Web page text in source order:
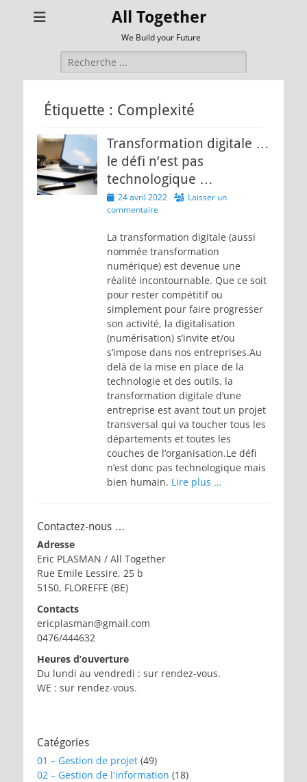
All Together
We Build your Future
Rechercher :
Étiquette : Complexité
Transformation digitale …
le défi n’est pas
technologique …
Posted
on
24 avril 2022
Laisser un
commentaire
La transformation digitale (aussi
nommée transformation
numérique) est devenue une
réalité incontournable. Que ce soit
pour rester compétitif ou
simplement pour faire progresser
son activité, la digitalisation
(numérisation) s’invite et/ou
s’impose dans nos entreprises.Au
delà de la mise en place de la
technologie et des outils, la
transformation digitale d’une
entreprise est avant tout un projet
transversal qui va toucher tous les
départements et toutes les
couches de l’organisation.Le défi
n’est donc pas technologique mais
bien humain. Lire plus …
Contactez-nous …
Adresse
Eric PLASMAN / All Together
Rue Emile Lessire, 25 b
5150, FLOREFFE (BE)
Contacts
ericplasman@gmail.com
0476/444632
Heures d’ouverture
Du lundi au vendredi : sur rendez-vous.
WE : sur rendez-vous.
Catégories
01 – Gestion de projet (49)
02 – Gestion de l'information (18)